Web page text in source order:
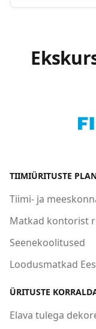
TIIMIÜRITUSTE
Tiimi- ja
Matkad kontorist
Seenekoolitused
Loodusmatkad
ÜRITUSTE
Elava tulega